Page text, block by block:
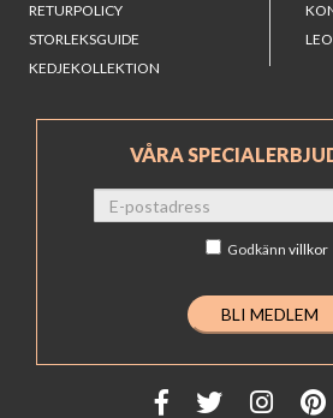
RETURPOLICY
STORLEKSGUIDE
KEDJEKOLLEKTION
VÅRA
Godkänn villkor